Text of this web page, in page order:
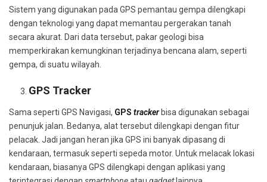
Sistem yang digunakan pada GPS pemantau gempa dilengkapi
dengan teknologi yang dapat memantau pergerakan tanah
secara akurat. Dari data tersebut, pakar geologi bisa
memperkirakan kemungkinan terjadinya bencana alam, seperti
gempa, di suatu wilayah.
GPS Tracker
Sama seperti GPS Navigasi, GPS tracker bisa digunakan sebagai
penunjuk jalan. Bedanya, alat tersebut dilengkapi dengan fitur
pelacak. Jadi jangan heran jika GPS ini banyak dipasang di
kendaraan, termasuk seperti sepeda motor. Untuk melacak lokasi
kendaraan, biasanya GPS dilengkapi dengan aplikasi yang